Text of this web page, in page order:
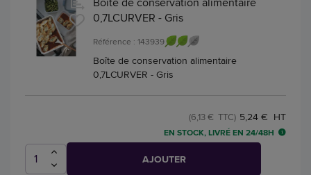
0,7LCURVER - Gris
Référence : 143939
Boîte de conservation alimentaire
0,7LCURVER - Gris
5,24 € HT
(6,13 € TTC)
EN STOCK, LIVRÉ EN 24/48H
AJOUTER